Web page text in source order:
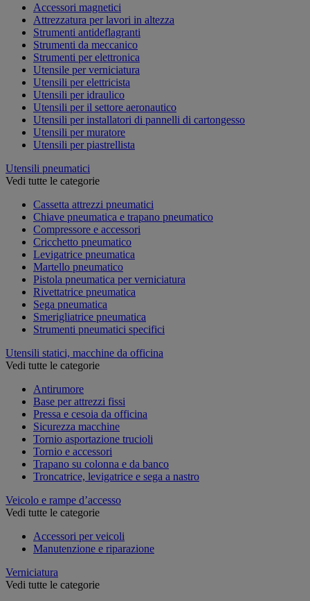
Accessori magnetici
Attrezzatura per lavori in altezza
Strumenti antideflagranti
Strumenti da meccanico
Strumenti per elettronica
Utensile per verniciatura
Utensili per elettricista
Utensili per idraulico
Utensili per il settore aeronautico
Utensili per installatori di pannelli di cartongesso
Utensili per muratore
Utensili per piastrellista
Utensili pneumatici
Vedi tutte le categorie
Cassetta attrezzi pneumatici
Chiave pneumatica e trapano pneumatico
Compressore e accessori
Cricchetto pneumatico
Levigatrice pneumatica
Martello pneumatico
Pistola pneumatica per verniciatura
Rivettatrice pneumatica
Sega pneumatica
Smerigliatrice pneumatica
Strumenti pneumatici specifici
Utensili statici, macchine da officina
Vedi tutte le categorie
Antirumore
Base per attrezzi fissi
Pressa e cesoia da officina
Sicurezza macchine
Tornio asportazione trucioli
Tornio e accessori
Trapano su colonna e da banco
Troncatrice, levigatrice e sega a nastro
Veicolo e rampe d’accesso
Vedi tutte le categorie
Accessori per veicoli
Manutenzione e riparazione
Verniciatura
Vedi tutte le categorie